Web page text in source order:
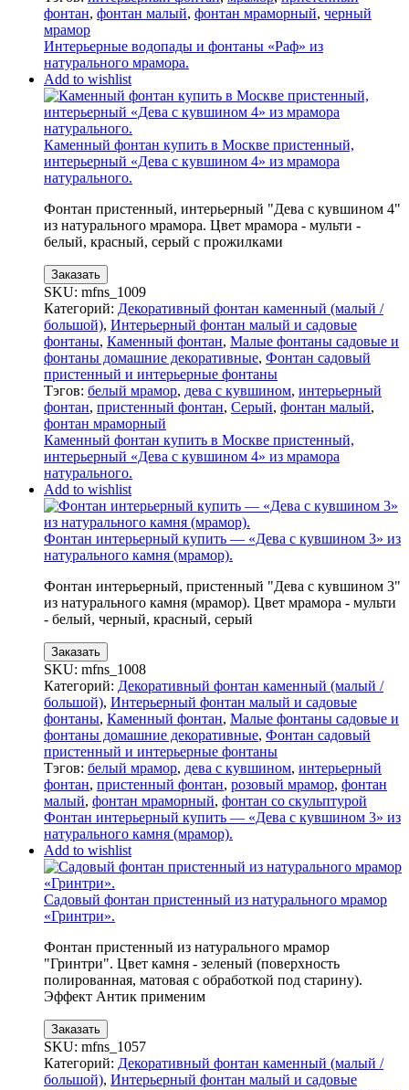
фонтан, фонтан малый, фонтан мраморный, черный
мрамор
Интерьерные водопады и фонтаны «Раф» из
натурального мрамора.
Add to wishlist
Каменный фонтан купить в Москве пристенный,
интерьерный «Дева с кувшином 4» из мрамора
натурального.
Фонтан пристенный, интерьерный "Дева с кувшином 4"
из натурального мрамора. Цвет мрамора - мульти -
белый, красный, серый с прожилками
Заказать
SKU: mfns_1009
Категорий: Декоративный фонтан каменный (малый /
большой), Интерьерный фонтан малый и садовые
фонтаны, Каменный фонтан, Малые фонтаны садовые и
фонтаны домашние декоративные, Фонтан садовый
пристенный и интерьерные фонтаны
Тэгов: белый мрамор, дева с кувшином, интерьерный
фонтан, пристенный фонтан, Серый, фонтан малый,
фонтан мраморный
Каменный фонтан купить в Москве пристенный,
интерьерный «Дева с кувшином 4» из мрамора
натурального.
Add to wishlist
Фонтан интерьерный купить — «Дева с кувшином 3» из
натурального камня (мрамор).
Фонтан интерьерный, пристенный "Дева с кувшином 3"
из натурального камня (мрамор). Цвет мрамора - мульти
- белый, черный, красный, серый
Заказать
SKU: mfns_1008
Категорий: Декоративный фонтан каменный (малый /
большой), Интерьерный фонтан малый и садовые
фонтаны, Каменный фонтан, Малые фонтаны садовые и
фонтаны домашние декоративные, Фонтан садовый
пристенный и интерьерные фонтаны
Тэгов: белый мрамор, дева с кувшином, интерьерный
фонтан, пристенный фонтан, розовый мрамор, фонтан
малый, фонтан мраморный, фонтан со скульптурой
Фонтан интерьерный купить — «Дева с кувшином 3» из
натурального камня (мрамор).
Add to wishlist
Садовый фонтан пристенный из натурального мрамор
«Гринтри».
Фонтан пристенный из натурального мрамор
"Гринтри". Цвет камня - зеленый (поверхность
полированная, матовая с обработкой под старину).
Эффект Антик применим
Заказать
SKU: mfns_1057
Категорий: Декоративный фонтан каменный (малый /
большой), Интерьерный фонтан малый и садовые